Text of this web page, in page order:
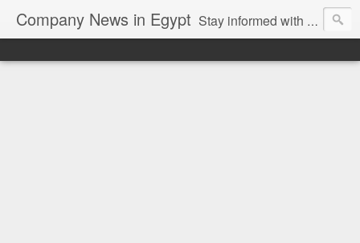
Company News in Egypt Stay informed with the latest company news and developments in Egypt and the region through our unbiased and direct news platform. Our blog publishes press releases and news directly from companies and their PR agencies, giving you a clear and unfiltered view of the industry. Make informed decisions with our easy to follow and clutter-free approach to company news.